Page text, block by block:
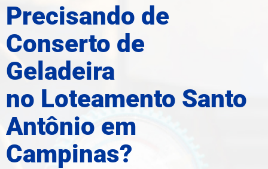
Precisando de
Conserto de
Geladeira
no Loteamento Santo
Antônio em
Campinas?